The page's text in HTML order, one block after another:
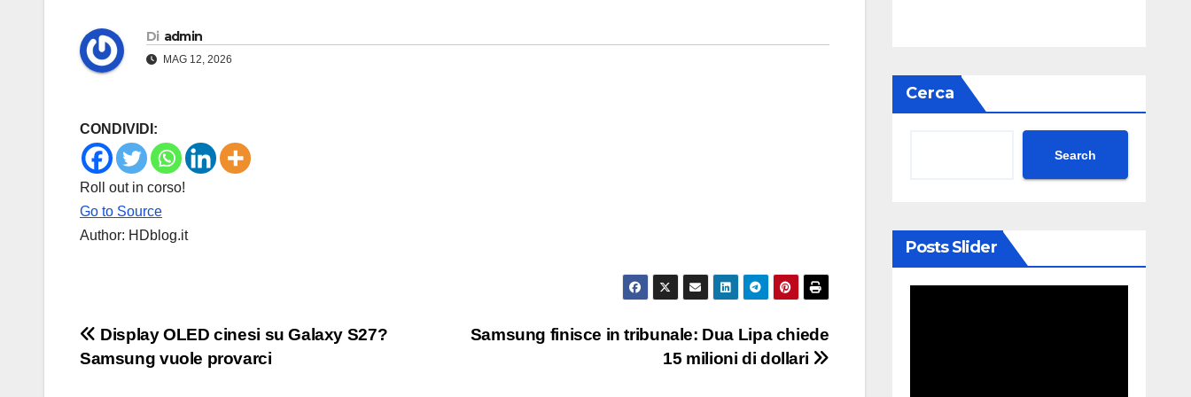
Di admin
MAG 12, 2026
CONDIVIDI:
Roll out in corso!
Go to Source
Author: HDblog.it
Navigazione
articoli
Samsung finisce in tribunale: Dua Lipa chiede
15 milioni di dollari
Display OLED cinesi su Galaxy S27?
Samsung vuole provarci
Cerca
Search
Posts Slider